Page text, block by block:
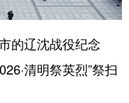
建 江西
湖北 湖南
辽沈战役纪念
清明祭英烈”祭扫